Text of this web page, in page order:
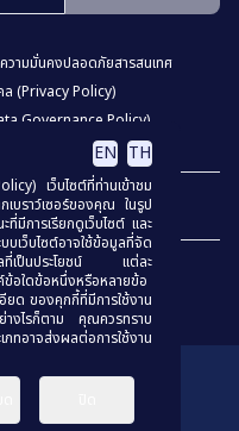
EN TH
เว็บไซต์ที่ท่านเข้าชม
บราว์เซอร์ของคุณ ในรูป
มีการเรียกดูเว็บไซต์ และ
บเว็บไซต์อาจใช้ข้อมูลที่จัด
มูลที่เป็นประโยชน์ แต่ละ
ข้อใดข้อหนึ่งหรือหลายข้อ
ยด ของคุกกี้ที่มีการใช้งาน
างไรก็ตาม คุณควรทราบ
อาจส่งผลต่อการใช้งาน
ความมั่นคงปลอดภัยสารสนเทศ
(Privacy Policy)
Governance Policy)
ฏิเสธความรับผิด (Disclaimer)
ซต์
การค้าระหว่างประเทศ